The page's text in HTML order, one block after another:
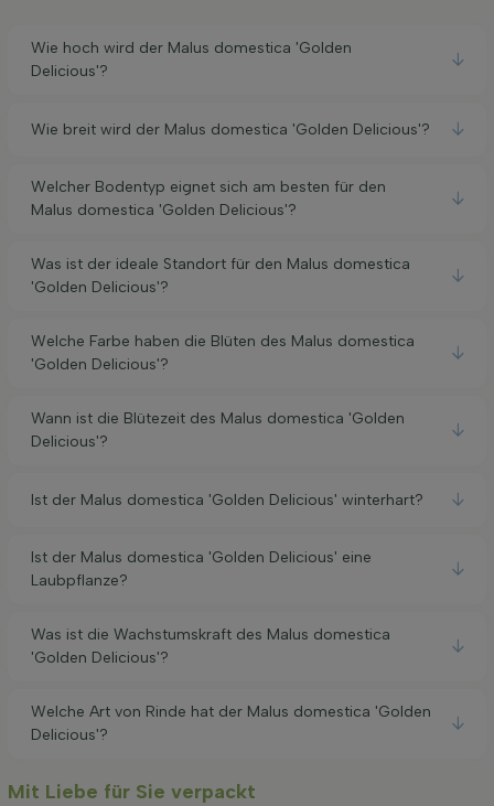
Wie hoch wird der Malus domestica 'Golden
Delicious'?
Wie breit wird der Malus domestica 'Golden Delicious'?
Welcher Bodentyp eignet sich am besten für den
Malus domestica 'Golden Delicious'?
Was ist der ideale Standort für den Malus domestica
'Golden Delicious'?
Welche Farbe haben die Blüten des Malus domestica
'Golden Delicious'?
Wann ist die Blütezeit des Malus domestica 'Golden
Delicious'?
Ist der Malus domestica 'Golden Delicious' winterhart?
Ist der Malus domestica 'Golden Delicious' eine
Laubpflanze?
Was ist die Wachstumskraft des Malus domestica
'Golden Delicious'?
Welche Art von Rinde hat der Malus domestica 'Golden
Delicious'?
Mit Liebe für Sie verpackt